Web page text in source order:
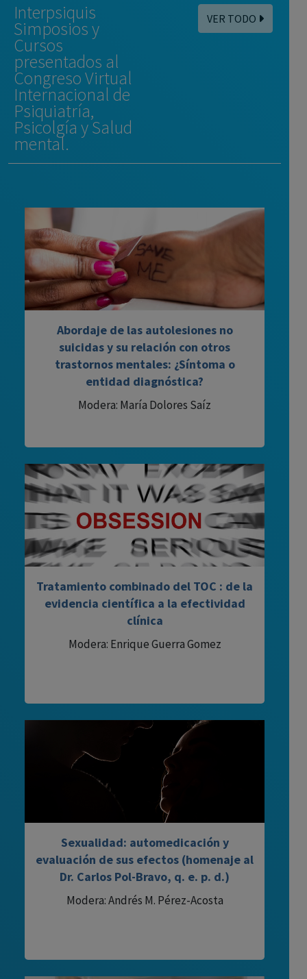
Interpsiquis
Simposios y
Cursos
presentados al
Congreso Virtual
Internacional de
Psiquiatría,
Psicolgía y Salud
mental.
VER TODO
Abordaje de las autolesiones no
suicidas y su relación con otros
trastornos mentales: ¿Síntoma o
entidad diagnóstica?
Modera: María Dolores Saíz
Tratamiento combinado del TOC : de la
evidencia científica a la efectividad
clínica
Modera: Enrique Guerra Gomez
Sexualidad: automedicación y
evaluación de sus efectos (homenaje al
Dr. Carlos Pol-Bravo, q. e. p. d.)
Modera: Andrés M. Pérez-Acosta